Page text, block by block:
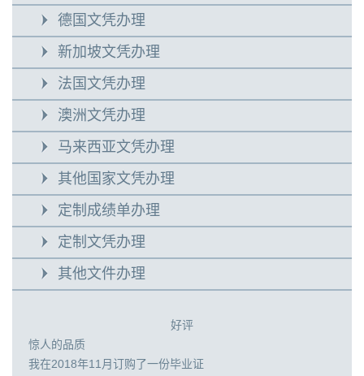
德国文凭办理
新加坡文凭办理
法国文凭办理
澳洲文凭办理
马来西亚文凭办理
其他国家文凭办理
定制成绩单办理
定制文凭办理
其他文件办理
好评
惊人的品质
我在2018年11月订购了一份毕业证